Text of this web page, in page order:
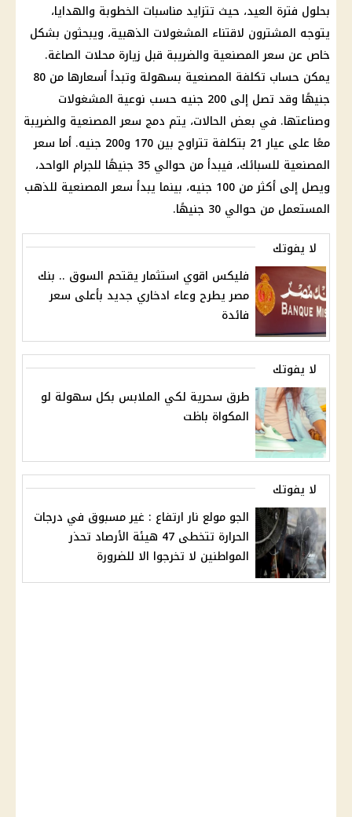
بحلول فترة العيد، حيث تتزايد مناسبات الخطوبة والهدايا،
يتوجه المشترون لاقتناء المشغولات الذهبية، ويبحثون بشكل
خاص عن سعر المصنعية والضريبة قبل زيارة محلات الصاغة.
يمكن حساب
تكلفة المصنعية بسهولة وتبدأ أسعارها من 80
جنيهًا وقد تصل إلى 200 جنيه حسب نوعية المشغولات
وصناعتها. في بعض الحالات، يتم دمج سعر المصنعية والضريبة
معًا على عيار 21 بتكلفة تتراوح بين 170 و200 جنيه. أما
سعر
المصنعية
للسبائك، فيبدأ من حوالي 35 جنيهًا للجرام الواحد،
ويصل إلى أكثر من 100 جنيه، بينما يبدأ سعر المصنعية للذهب
المستعمل من حوالي 30 جنيهًا.
لا يفوتك
فليكس اقوي استثمار يقتحم السوق .. بنك
مصر يطرح وعاء ادخاري جديد بأعلى سعر
فائدة
لا يفوتك
طرق سحرية لكي الملابس بكل سهولة لو
المكواة باظت
لا يفوتك
الجو مولع نار ارتفاع : غير مسبوق في درجات
الحرارة تتخطى 47 هيئة الأرصاد تحذر
المواطنين لا تخرجوا الا للضرورة